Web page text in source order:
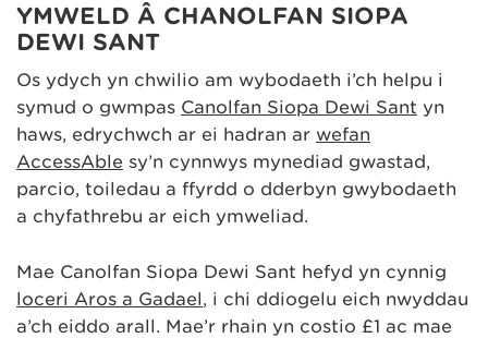
YMWELD Â CHANOLFAN SIOPA
DEWI SANT
Os ydych yn chwilio am wybodaeth i’ch helpu i
symud o gwmpas Canolfan Siopa Dewi Sant yn
haws, edrychwch ar ei hadran ar wefan
AccessAble sy’n cynnwys mynediad gwastad,
parcio, toiledau a ffyrdd o dderbyn gwybodaeth
a chyfathrebu ar eich ymweliad.
Mae Canolfan Siopa Dewi Sant hefyd yn cynnig
loceri Aros a Gadael, i chi ddiogelu eich nwyddau
a’ch eiddo arall. Mae’r rhain yn costio £1 ac mae